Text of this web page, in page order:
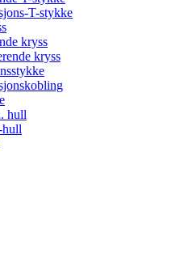
T-stykke
kryss
kryss
hull